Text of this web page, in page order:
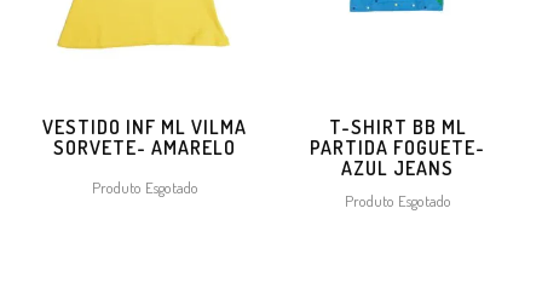
VESTIDO INF ML VILMA
SORVETE- AMARELO
Produto Esgotado
T-SHIRT BB ML
PARTIDA FOGUETE-
AZUL JEANS
Produto Esgotado